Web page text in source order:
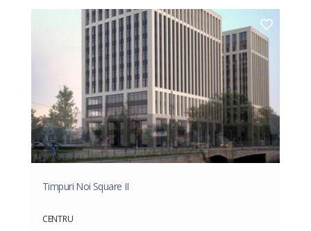
Timpuri Noi Square II
CENTRU